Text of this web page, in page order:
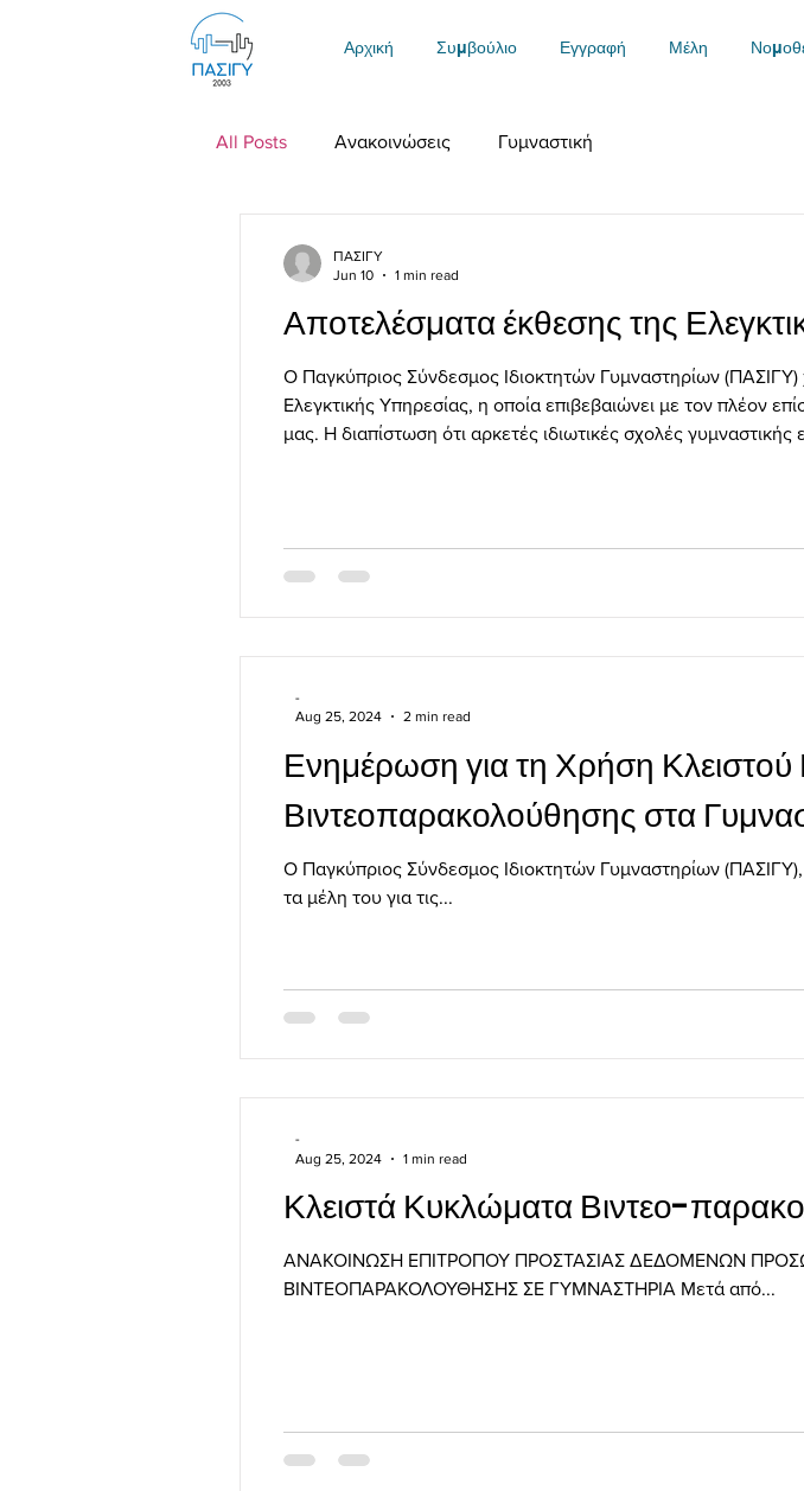
Αρχική Συμβούλιο Εγγραφή Μέλη
All Posts Ανακοινώσεις Γυμναστική
Αποτελέσματα έκθεσης της
Ο Παγκύπριος Σύνδεσμος Ιδιοκτητών Γυμναστηρίων (ΠΑΣΙΓΥ)
Ελεγκτικής Υπηρεσίας, η οποία επιβεβαιώνει με τον πλέον
μας. Η διαπίστωση ότι αρκετές ιδιωτικές σχολές
ΠΑΣΙΓΥ
Jun 10
1 min read
Ενημέρωση για τη Χρήση
Βιντεοπαρακολούθησης στα
Ο Παγκύπριος Σύνδεσμος Ιδιοκτητών Γυμναστηρίων (ΠΑΣΙΓΥ),
τα μέλη του για τις...
-
Aug 25, 2024
2 min read
Κλειστά Κυκλώματα Βιντεο-
ΑΝΑΚΟΙΝΩΣΗ ΕΠΙΤΡΟΠΟΥ ΠΡΟΣΤΑΣΙΑΣ ΔΕΔΟΜΕΝΩΝ
ΒΙΝΤΕΟΠΑΡΑΚΟΛΟΥΘΗΣΗΣ ΣΕ ΓΥΜΝΑΣΤΗΡΙΑ Μετά από...
-
Aug 25, 2024
1 min read